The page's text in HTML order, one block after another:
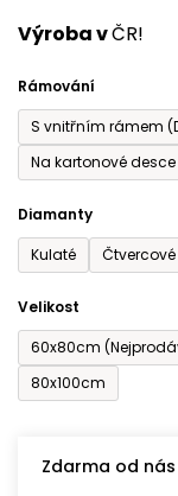
Výroba vČR!
Rámování
S vnitřním rámem
Na kartonové desce
Diamanty
Kulaté
Čtvercové
Velikost
60x80cm
80x100cm
Zdarma od